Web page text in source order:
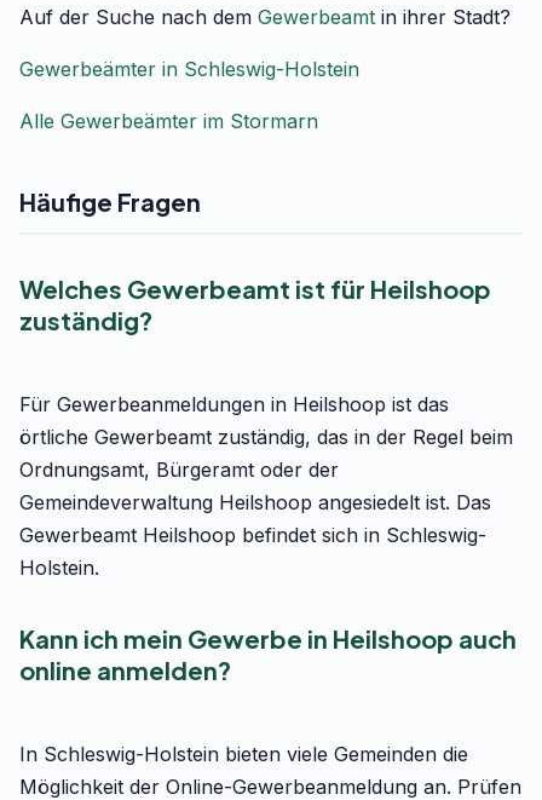
Auf der Suche nach dem Gewerbeamt in ihrer Stadt?
Gewerbeämter in Schleswig-Holstein
Alle Gewerbeämter im Stormarn
Häufige Fragen
Welches Gewerbeamt ist für Heilshoop
zuständig?
Für Gewerbeanmeldungen in Heilshoop ist das
örtliche Gewerbeamt zuständig, das in der Regel beim
Ordnungsamt, Bürgeramt oder der
Gemeindeverwaltung Heilshoop angesiedelt ist. Das
Gewerbeamt Heilshoop befindet sich in Schleswig-
Holstein.
Kann ich mein Gewerbe in Heilshoop auch
online anmelden?
In Schleswig-Holstein bieten viele Gemeinden die
Möglichkeit der Online-Gewerbeanmeldung an. Prüfen